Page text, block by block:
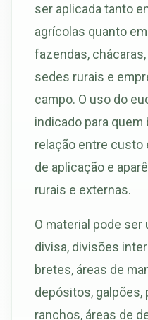
ser aplicada tanto
agrícolas quanto
fazendas,
sedes rurais e
campo. O uso do
indicado para
relação entre custo
de aplicação e
rurais e externas.
O material pode
divisa, divisões
bretes, áreas de
depósitos, galpões,
ranchos, áreas de